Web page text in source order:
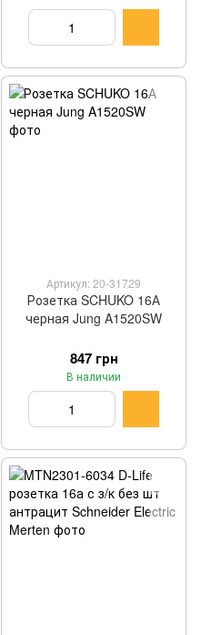
Артикул: 20-31729
Розетка SCHUKO 16А
черная Jung A1520SW
847 грн
В наличии